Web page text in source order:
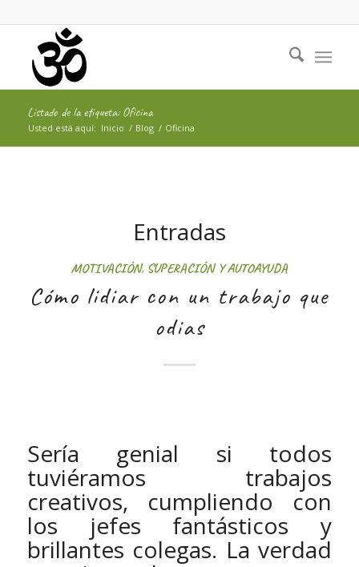
Listado de la etiqueta: Oficina
Usted está aquí: Inicio / Blog / Oficina
Entradas
MOTIVACIÓN, SUPERACIÓN Y AUTOAYUDA
Cómo lidiar con un trabajo que
odias
Sería genial si todos
tuviéramos trabajos
creativos, cumpliendo con
los jefes fantásticos y
brillantes colegas. La verdad